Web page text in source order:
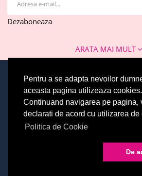
Pentru a se adapta nevoilor
aceasta pagina utilizeaza cookies.
Continuand navigarea pe pagina,
declarati de acord cu utilizarea de
Politica de Cookie
De
Dezaboneaza
CONTACT INFO
Adresa: Adresa: Soseaua
Afumati, Ilfov
Email :
Telefon: 0744 574
ARATA MAI MULT
Toate drepturile rezervate © 2026
Development by